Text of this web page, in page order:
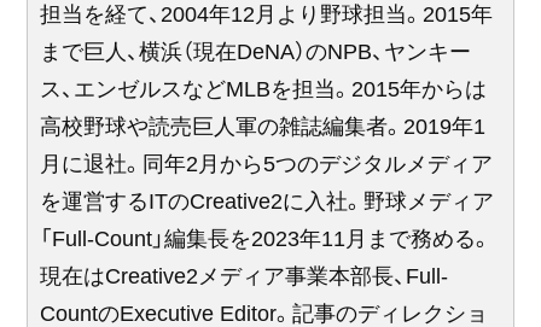
担当を経て、2004年12月より野球担当。2015年
まで巨人、横浜（現在DeNA）のNPB、ヤンキー
ス、エンゼルスなどMLBを担当。2015年からは
高校野球や読売巨人軍の雑誌編集者。2019年1
月に退社。同年2月から5つのデジタルメディア
を運営するITのCreative2に入社。野球メディア
「Full-Count」編集長を2023年11月まで務める。
現在はCreative2メディア事業本部長、Full-
CountのExecutive Editor。記事のディレクショ